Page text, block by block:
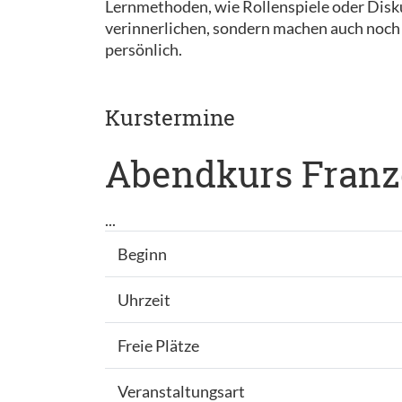
Lernmethoden, wie Rollenspiele oder
verinnerlichen, sondern machen auch
persönlich.
Kurstermine
Abendkurs
...
Beginn
Uhrzeit
Freie Plätze
Veranstaltungsart